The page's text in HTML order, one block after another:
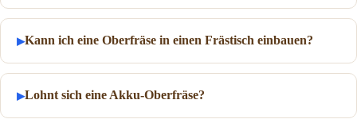
Kann ich eine Oberfräse in einen Frästisch einbauen?
Lohnt sich eine Akku-Oberfräse?